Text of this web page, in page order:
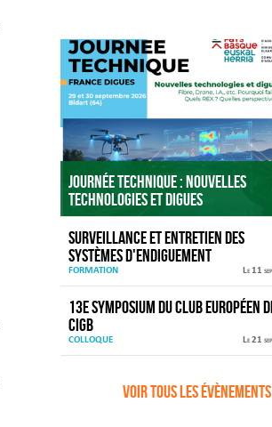
Journée technique : Nouvelles
technologies et digues
Surveillance et entretien des
systèmes d'endiguement
FORMATION Le 11
13e Symposium du Club européen
CIGB
COLLOQUE Le 21
Voir tous les évènements